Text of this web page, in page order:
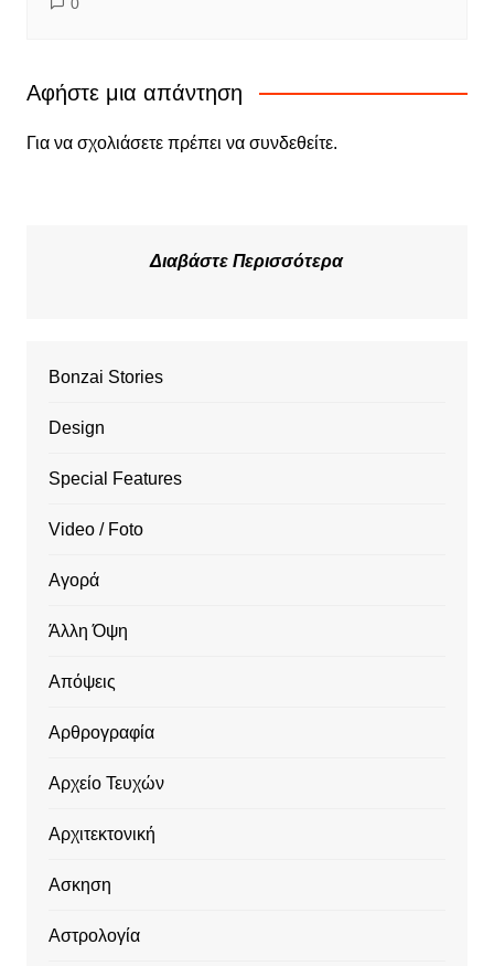
Αφήστε μια απάντηση
Για να σχολιάσετε πρέπει να συνδεθείτε.
Διαβάστε Περισσότερα
Bonzai Stories
Design
Special Features
Video / Foto
Αγορά
Άλλη Όψη
Απόψεις
Αρθρογραφία
Αρχείο Τευχών
Αρχιτεκτονική
Ασκηση
Αστρολογία